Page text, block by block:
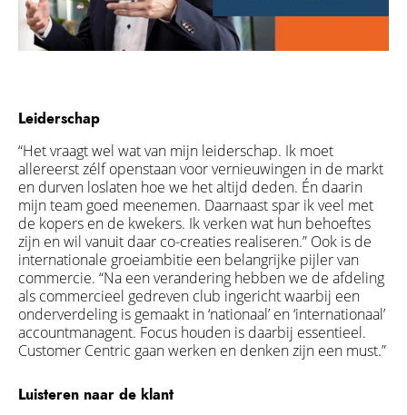
Leiderschap
“Het vraagt wel wat van mijn leiderschap. Ik moet
allereerst zélf openstaan voor vernieuwingen in de markt
en durven loslaten hoe we het altijd deden. Én daarin
mijn team goed meenemen. Daarnaast spar ik veel met
de kopers en de kwekers. Ik verken wat hun behoeftes
zijn en wil vanuit daar co-creaties realiseren.” Ook is de
internationale groeiambitie een belangrijke pijler van
commercie. “Na een verandering hebben we de afdeling
als commercieel gedreven club ingericht waarbij een
onderverdeling is gemaakt in ‘nationaal’ en ‘internationaal’
accountmanagent. Focus houden is daarbij essentieel.
Customer Centric gaan werken en denken zijn een must.”
Luisteren naar de klant